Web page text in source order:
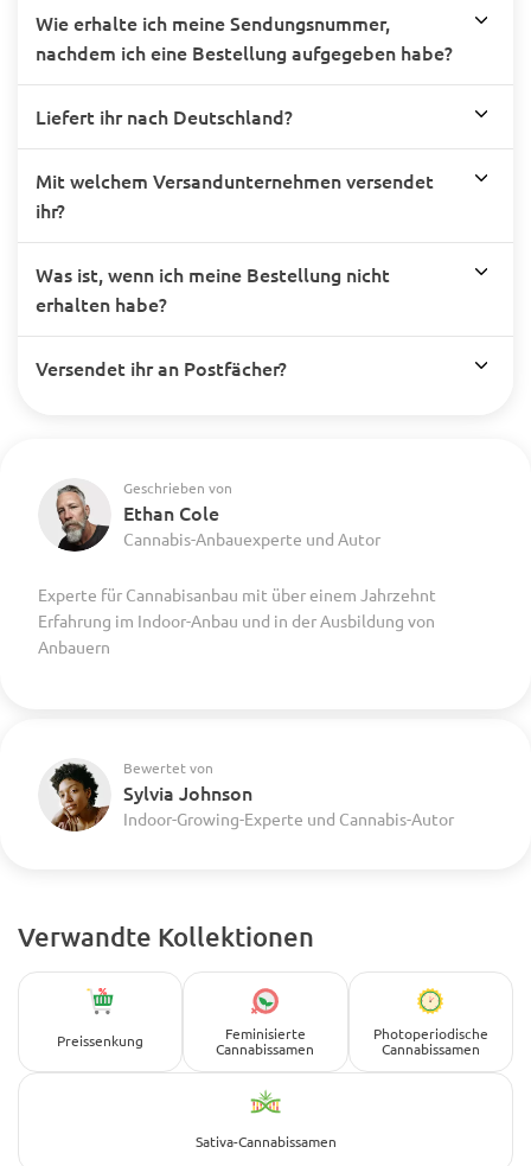
Wie erhalte ich meine Sendungsnummer,
nachdem ich eine Bestellung aufgegeben habe?
Liefert ihr nach Deutschland?
Mit welchem Versandunternehmen versendet
ihr?
Was ist, wenn ich meine Bestellung nicht
erhalten habe?
Versendet ihr an Postfächer?
Geschrieben von
Ethan Cole
Cannabis-Anbauexperte und Autor
Experte für Cannabisanbau mit über einem Jahrzehnt
Erfahrung im Indoor-Anbau und in der Ausbildung von
Anbauern
Bewertet von
Sylvia Johnson
Indoor-Growing-Experte und Cannabis-Autor
Verwandte Kollektionen
Preissenkung
Feminisierte
Cannabissamen
Photoperiodische
Cannabissamen
Sativa-Cannabissamen